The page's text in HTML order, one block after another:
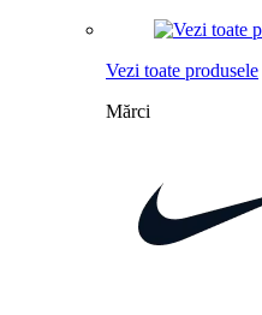
Vezi toate produsele
Mărci